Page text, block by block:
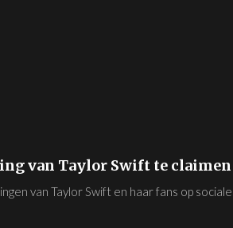
van Taylor Swift te claimen
van Taylor Swift en haar fans op sociale